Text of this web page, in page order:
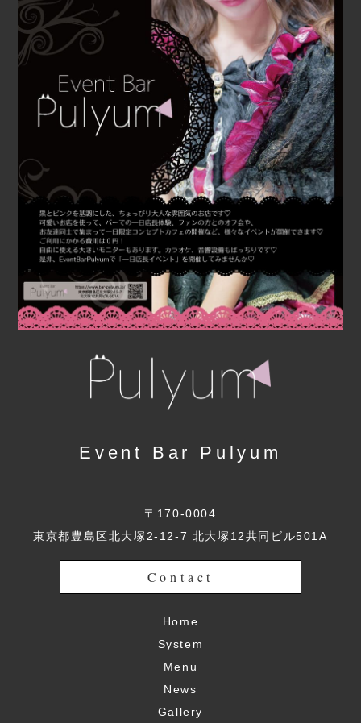
Event Bar Pulyum
〒170-0004
東京都豊島区北大塚2-12-7 北大塚12共同ビル501A
Contact
Home
System
Menu
News
Gallery